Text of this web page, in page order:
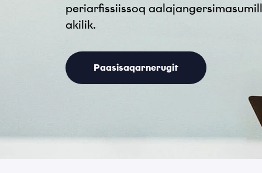
periarfissiissoq
akilik.
Paasisaqarnerugit